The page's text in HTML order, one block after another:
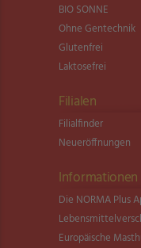
BIO SONNE
Ohne Gentechnik
Glutenfrei
Laktosefrei
Filialen
Filialfinder
Neueröffnungen
Informationen
Die NORMA Plus
Europäische